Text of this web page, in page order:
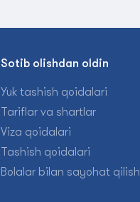
Sotib olishdan oldin
Yuk tashish qoidalari
Tariflar va shartlar
Viza qoidalari
Tashish qoidalari
Bolalar bilan sayohat qilish